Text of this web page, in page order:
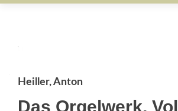
Heiller, Anton
Das Orgelwerk,